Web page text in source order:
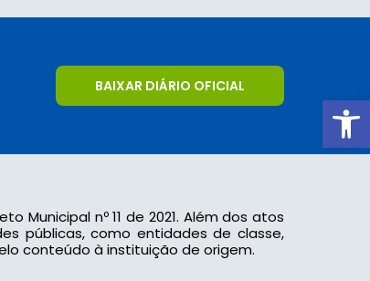
BAIXAR DIÁRIO OFICIAL
Municipal nº 11 de 2021. Além dos atos
públicas, como entidades de classe,
conteúdo à instituição de origem.